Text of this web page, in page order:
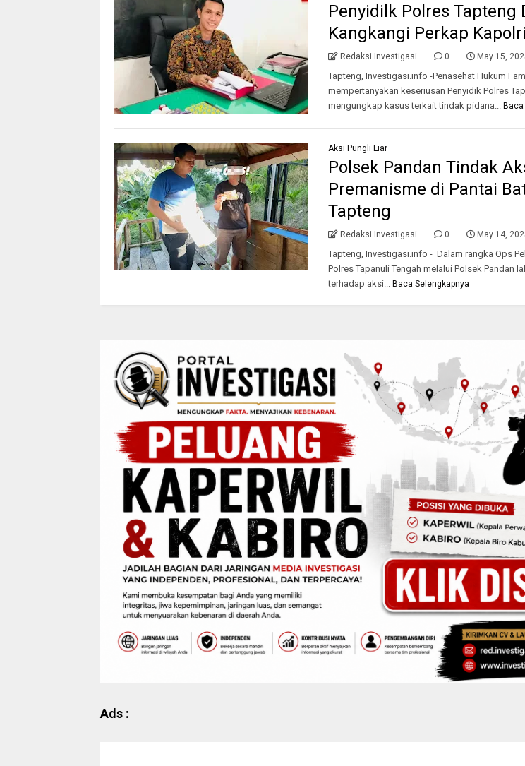
Penyidilk Polres Tapteng
Kangkangi Perkap Kapolri
Redaksi Investigasi 0 May 15,
Tapteng, Investigasi.info -Penasehat Hukum
mempertanyakan keseriusan Penyidik Polres
mengungkap kasus terkait tindak pidana...
Baca
Aksi Pungli Liar
Polsek Pandan Tindak
Premanisme di Pantai
Tapteng
Redaksi Investigasi 0 May 14,
Tapteng, Investigasi.info - Dalam rangka Ops
Polres Tapanuli Tengah melalui Polsek Pandan
terhadap aksi...
Baca Selengkapnya
Ads :